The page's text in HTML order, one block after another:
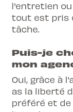
l'entretien ou
tout est pris
tâche.
Puis-je
mon
Oui, grâce à
as la liberté
préféré et